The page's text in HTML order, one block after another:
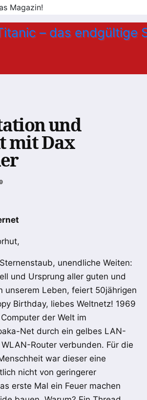
und
mit Dax
unendliche Weiten:
und Ursprung aller guten und
unserem Leben, feiert 50jährigen
Birthday, liebes Weltnetz! 1969
der Welt im
Net durch ein gelbes LAN-
Router verbunden. Für die
war dieser eine
nicht von geringerer
erste Mal ein Feuer machen